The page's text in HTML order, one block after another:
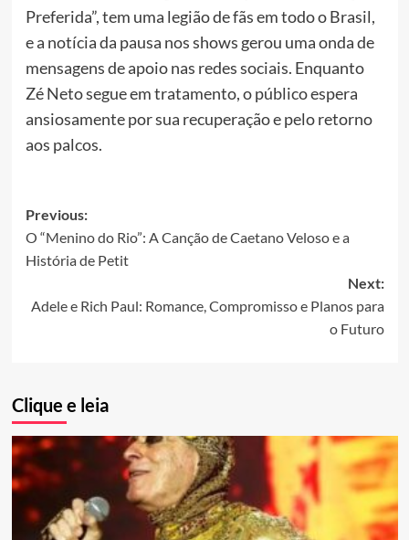
Preferida”, tem uma legião de fãs em todo o Brasil,
e a notícia da pausa nos shows gerou uma onda de
mensagens de apoio nas redes sociais. Enquanto
Zé Neto segue em tratamento, o público espera
ansiosamente por sua recuperação e pelo retorno
aos palcos.
Post
navigation
Previous:
O “Menino do Rio”: A Canção de Caetano Veloso e a
História de Petit
Next:
Adele e Rich Paul: Romance, Compromisso e Planos para
o Futuro
Clique e leia